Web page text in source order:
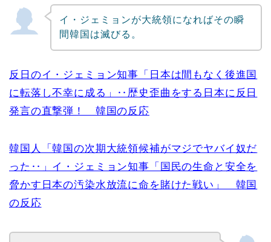
イ・ジェミョンが大統領になればその瞬
間韓国は滅びる。
反日のイ・ジェミョン知事「日本は間もなく後進国
に転落し不幸に成る」‥歴史歪曲をする日本に反日
発言の直撃弾！ 韓国の反応
韓国人「韓国の次期大統領候補がマジでヤバイ奴だ
った‥」イ・ジェミョン知事「国民の生命と安全を
脅かす日本の汚染水放流に命を賭けた戦い」 韓国
の反応